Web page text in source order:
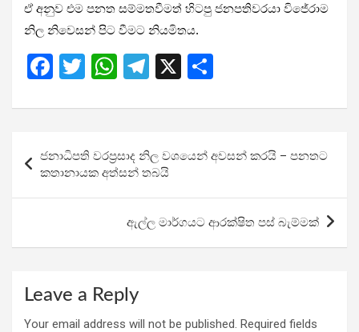
ඒ අනුව එම පනත සම්මතවීමත් හිටපු ජනපතිවරයා විජේරාම
නිල නිවෙසන් පිට වීමට නියමිතය.
F
ce
b
o
o
T
tt
er
W
at
A
p
p
T
e
gr
a
m
X
ar
e
navigation
ජනාධිපති වරප්‍රසාද නිල වශයෙන් අවසන් කරයි – පනතට
කතානායක අත්සන් තබයි
ඇල්ල මාර්ග­යට ආර­ක්ෂිත පස් බැ­ම්මක්
Leave a Reply
Your email address will not be published. Required fields